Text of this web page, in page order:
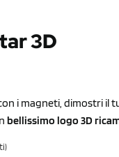
3D
i magneti, dimostri il
bellissimo logo 3D